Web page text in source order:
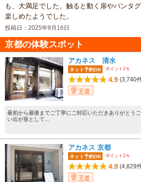
も、大満足でした。触ると動く扉やパンタ
楽しめたようでした。
投稿日：2025年9月16日
京都の体験スポット
アカネス 清水
ネット予約OK ポイント2％
4.9 (3,740
王道
最初から最後までご丁寧にご対応いただきありがとう
い出が形として...
アカネス 京都
ネット予約OK ポイント2％
4.9 (4,829
王道